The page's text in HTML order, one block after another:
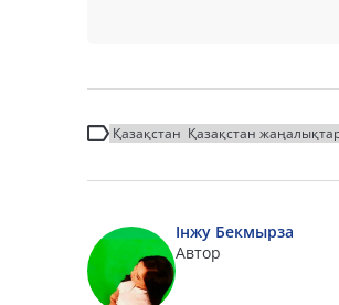
Қазақстан Қазақстан
Інжу Бекмырза
Автор